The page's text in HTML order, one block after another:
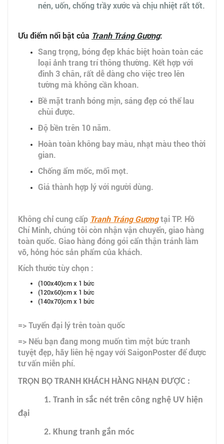
nén, uốn, chống trầy xước và chịu nhiệt rất tốt.
Ưu điểm nổi bật của Tranh Tráng Gương:
Sang trọng, bóng đẹp khác biệt hoàn toàn các
loại ảnh trang trí thông thường. Kết hợp với
đinh 3 chân, rất dễ dàng cho việc treo lên
tường mà không cần khoan.
Bề mặt tranh bóng mịn, sáng đẹp có thể lau
chùi được.
Độ bền trên 10 năm.
Hoàn toàn không bay màu, nhạt màu theo thời
gian.
Chống ẩm mốc, mối mọt.
Giá thành hợp lý với người dùng.
Không chỉ cung cấp Tranh Tráng Gương tại TP. Hồ
Chí Minh, chúng tôi còn nhận vận chuyển, giao hàng
toàn quốc. Giao hàng đóng gói cẩn thận tránh làm
vỡ, hỏng hóc sản phẩm của khách.
Kích thước tùy chọn :
(100x40)cm x 1 bức
(120x60)cm x 1 bức
(140x70)cm x 1 bức
=> Tuyển đại lý trên toàn quốc
=> Nếu bạn đang mong muốn tìm một bức tranh
tuyệt đẹp, hãy liên hệ ngay với SaigonPoster để được
tư vấn miễn phí.
TRỌN BỘ TRANH KHÁCH HÀNG NHẬN ĐƯỢC :
1. Tranh in sắc nét trên công nghệ UV hiện
đại
2. Khung tranh gắn móc